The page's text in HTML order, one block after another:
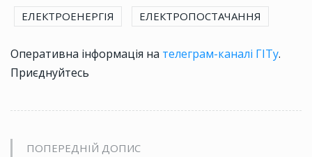
ЕЛЕКТРОЕНЕРГІЯ ЕЛЕКТРОПОСТАЧАННЯ
Оперативна інформація на телеграм-каналі ГІТу.
Приєднуйтесь
ПОПЕРЕДНІЙ ДОПИС